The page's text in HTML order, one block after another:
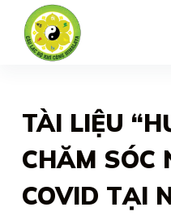
c
n
TÀI LIỆU
CHĂM SÓC
COVID TẠI